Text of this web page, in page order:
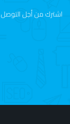
اشترك من أجل التوصل